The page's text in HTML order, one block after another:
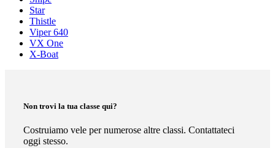
Star
Thistle
Viper 640
VX One
X-Boat
Non trovi la tua classe qui?
Costruiamo vele per numerose altre classi. Contattateci
oggi stesso.